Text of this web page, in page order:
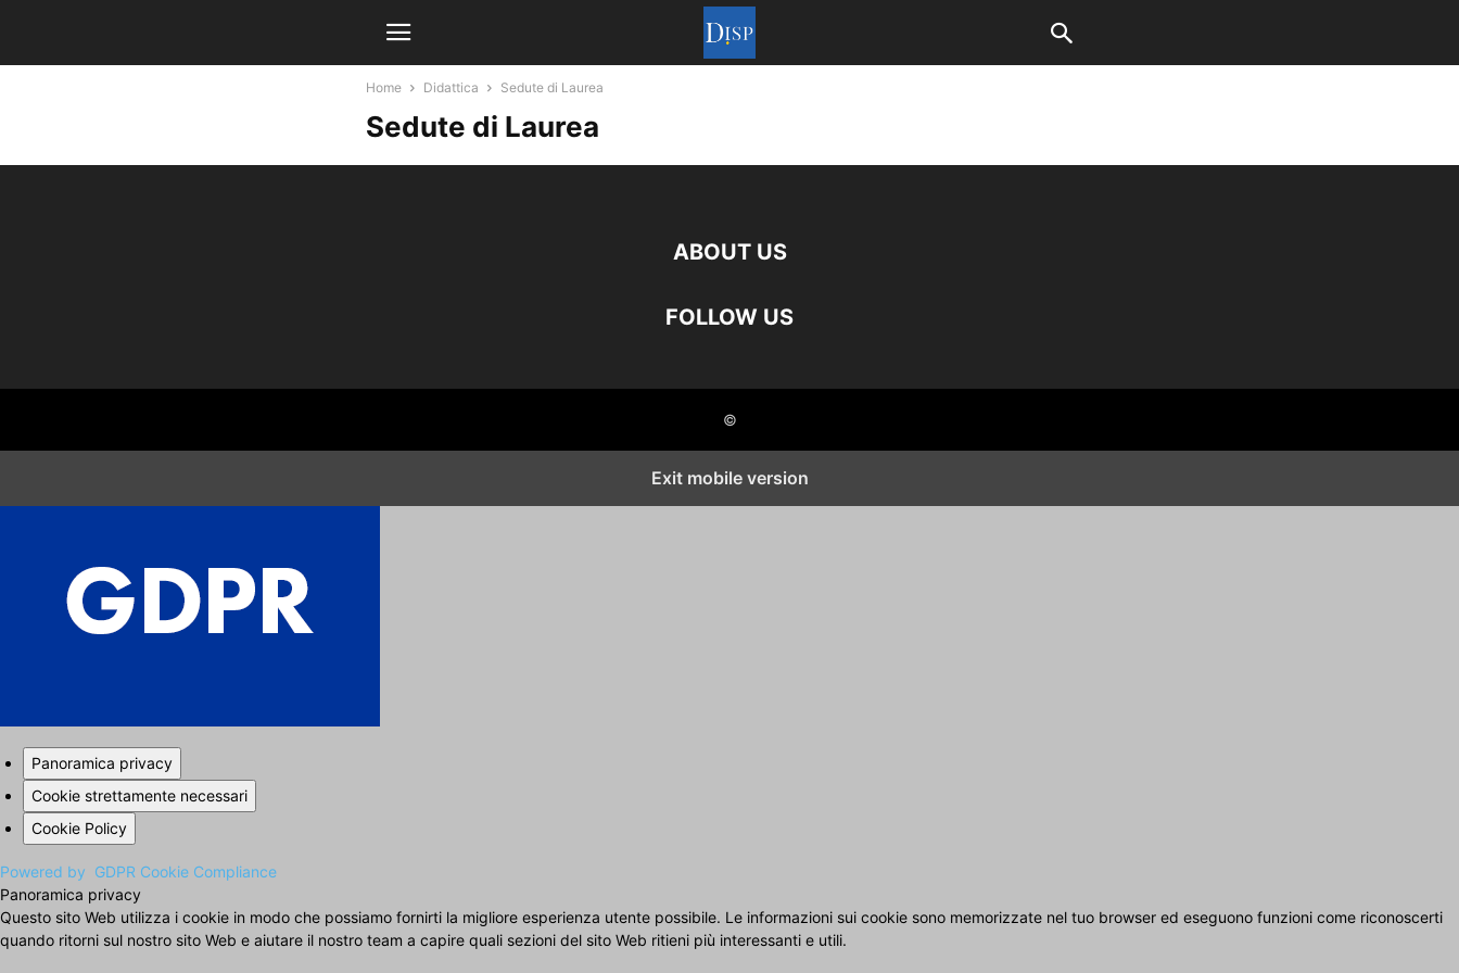
Home Didattica Sedute di Laurea
Sedute di Laurea
ABOUT US
FOLLOW US
©
Exit mobile version
Panoramica privacy
Cookie strettamente necessari
Cookie Policy
Powered by GDPR Cookie Compliance
Panoramica privacy
Questo sito Web utilizza i cookie in modo che possiamo fornirti la migliore esperienza utente possibile. Le informazioni sui cookie sono memorizzate nel tuo browser ed eseguono funzioni come riconoscerti
quando ritorni sul nostro sito Web e aiutare il nostro team a capire quali sezioni del sito Web ritieni più interessanti e utili.